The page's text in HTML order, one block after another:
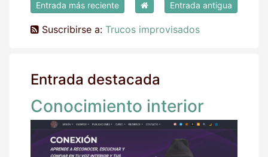
Entrada más reciente Entrada antigua
Suscribirse a: Trucos improvisados
Entrada destacada
Conocimiento interior